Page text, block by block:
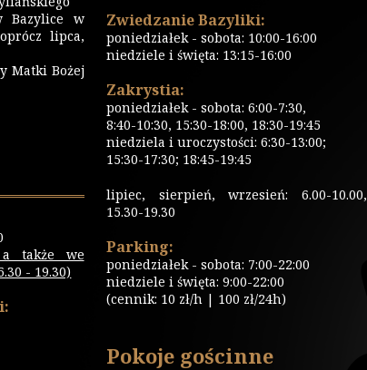
Bazylice w
lipca,
Matki Bożej
także we
- 19.30)
Zwiedzanie Bazyliki:
poniedziałek - sobota: 10:00-16:00
niedziele i święta: 13:15-16:00
Zakrystia:
poniedziałek - sobota: 6:00-7:30,
8:40-10:30, 15:30-18:00, 18:30-19:45
niedziela i uroczystości: 6:30-13:00;
15:30-17:30; 18:45-19:45
lipiec, sierpień, wrzesień: 6.00-10.00,
15.30-19.30
Parking:
poniedziałek - sobota: 7:00-22:00
niedziele i święta: 9:00-22:00
(cennik: 10 zł/h | 100 zł/24h)
Pokoje gościnne